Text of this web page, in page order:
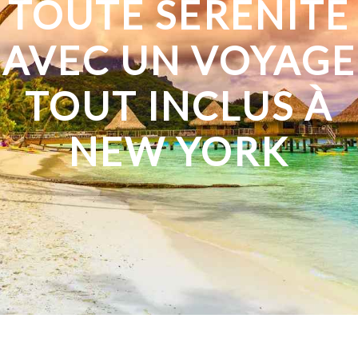
TOUTE SÉRÉNITÉ
AVEC UN VOYAGE
TOUT INCLUS À
NEW YORK